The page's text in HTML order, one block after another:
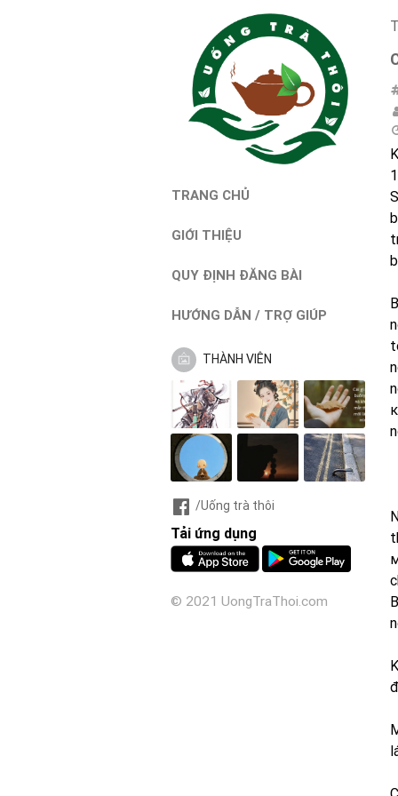
TRANG CHỦ
GIỚI THIỆU
QUY ĐỊNH ĐĂNG BÀI
HƯỚNG DẪN / TRỢ GIÚP
THÀNH VIÊN
/Uống trà thôi
Tải ứng dụng
© 2021 UongTraThoi.com